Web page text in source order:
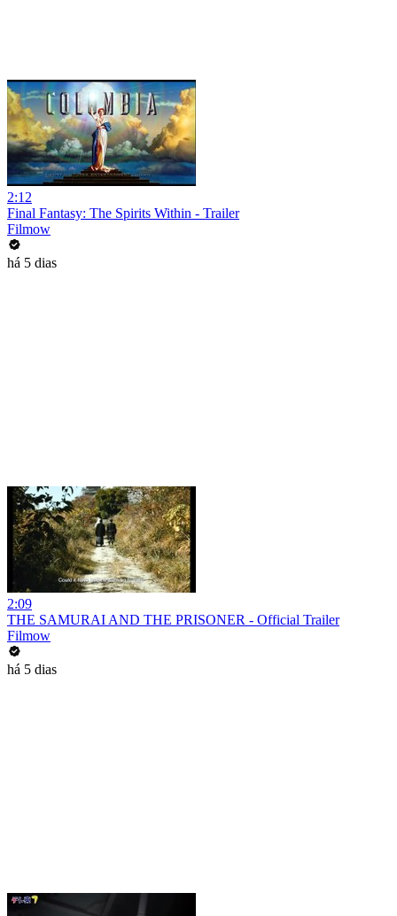
2:12
Final Fantasy: The Spirits Within - Trailer
Filmow
há 5 dias
2:09
THE SAMURAI AND THE PRISONER - Official Trailer
Filmow
há 5 dias